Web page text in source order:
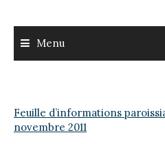
Menu
Feuille d’informations
novembre 2011